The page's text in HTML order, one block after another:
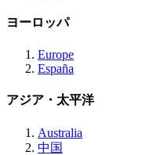
ヨーロッパ
Europe
España
アジア・太平洋
Australia
中国